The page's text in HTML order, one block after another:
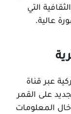
التي
عالية.
عبر قناة
على القمر
المعلومات